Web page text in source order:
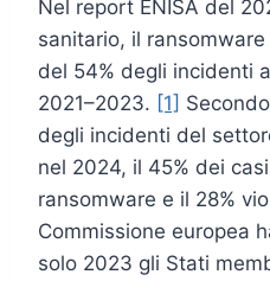
Nel report ENISA del
sanitario, il
del 54% degli incidenti
2021–2023. [1]
degli incidenti del
nel 2024, il 45% dei
ransomware e il 28%
Commissione europea
solo 2023 gli Stati